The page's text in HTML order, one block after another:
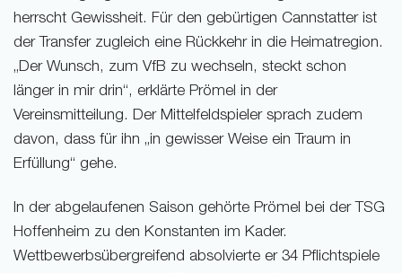
herrscht Gewissheit. Für den gebürtigen Cannstatter ist
der Transfer zugleich eine Rückkehr in die Heimatregion.
„Der Wunsch, zum VfB zu wechseln, steckt schon
länger in mir drin“, erklärte Prömel in der
Vereinsmitteilung. Der Mittelfeldspieler sprach zudem
davon, dass für ihn „in gewisser Weise ein Traum in
Erfüllung“ gehe.
In der abgelaufenen Saison gehörte Prömel bei der TSG
Hoffenheim zu den Konstanten im Kader.
Wettbewerbsübergreifend absolvierte er 34 Pflichtspiele